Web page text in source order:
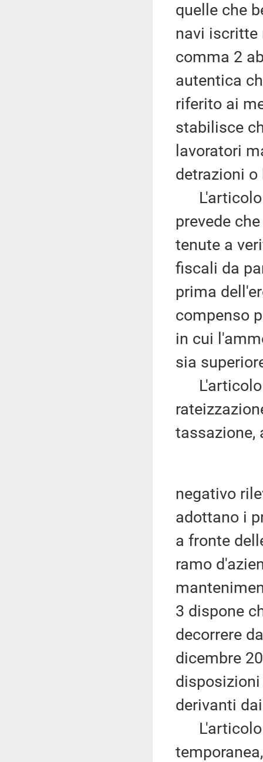
quelle che
navi iscritte
comma 2
autentica
riferito ai
stabilisce
lavoratori
detrazioni
L'articolo
prevede
tenute a
fiscali da
prima
compenso
in cui
sia
L'articolo
tassazione,
negativo
adottano i
a fronte
ramo
3 dispone
decorrere
dicembre
derivanti
L'articolo